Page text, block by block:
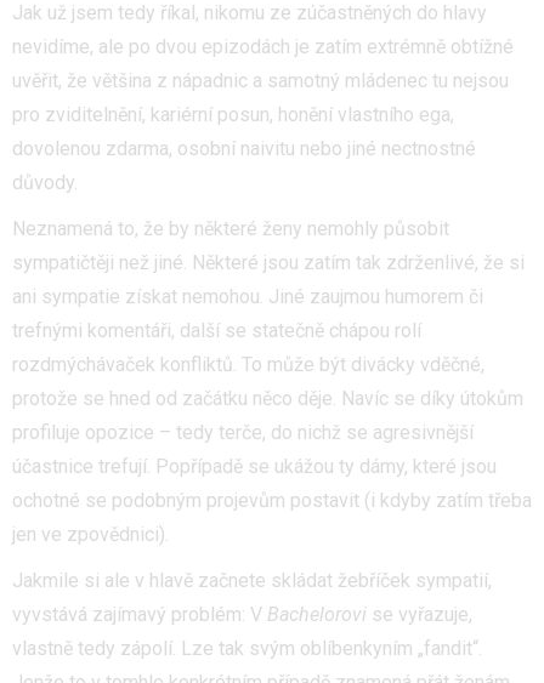
Jak už jsem tedy říkal, nikomu ze zúčastněných do hlavy
nevidíme, ale po dvou epizodách je zatím extrémně obtížné
uvěřit, že většina z nápadnic a samotný mládenec tu nejsou
pro zviditelnění, kariérní posun, honění vlastního ega,
dovolenou zdarma, osobní naivitu nebo jiné nectnostné
důvody.
Neznamená to, že by některé ženy nemohly působit
sympatičtěji než jiné. Některé jsou zatím tak zdrženlivé, že si
ani sympatie získat nemohou. Jiné zaujmou humorem či
trefnými komentáři, další se statečně chápou rolí
rozdmýchávaček konfliktů. To může být divácky vděčné,
protože se hned od začátku něco děje. Navíc se díky útokům
profiluje opozice – tedy terče, do nichž se agresivnější
účastnice trefují. Popřípadě se ukážou ty dámy, které jsou
ochotné se podobným projevům postavit (i kdyby zatím třeba
jen ve zpovědnici).
Jakmile si ale v hlavě začnete skládat žebříček sympatií,
vyvstává zajímavý problém: V Bachelorovi se vyřazuje,
vlastně tedy zápolí. Lze tak svým oblíbenkyním „fandit“.